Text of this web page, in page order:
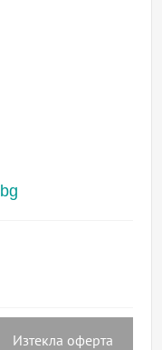
Изтекла оферта